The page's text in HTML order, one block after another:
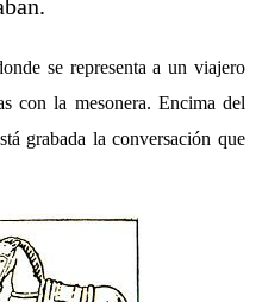
se representa a un viajero
con la mesonera. Encima del
grabada la conversación que